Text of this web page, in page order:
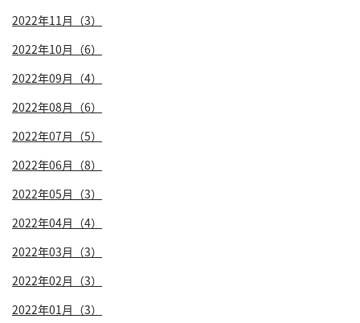
2022年11月（3）
2022年10月（6）
2022年09月（4）
2022年08月（6）
2022年07月（5）
2022年06月（8）
2022年05月（3）
2022年04月（4）
2022年03月（3）
2022年02月（3）
2022年01月（3）